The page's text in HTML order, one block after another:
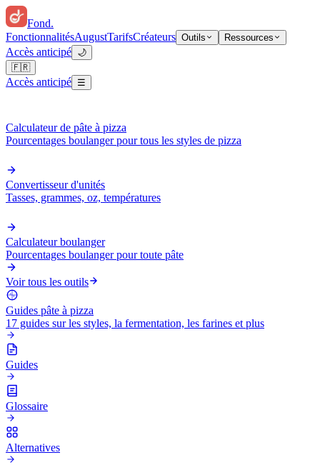
Fond.
FonctionnalitésAugustTarifsCréateurs Outils Ressources
Accès anticipé 🌙
🇫🇷
Accès anticipé ☰
Calculateur de pâte à pizza
Pourcentages boulanger pour tous les styles de pizza
Convertisseur d'unités
Tasses, grammes, oz, températures
Calculateur boulanger
Pourcentages boulanger pour toute pâte
Voir tous les outils
Guides pâte à pizza
17 guides sur les styles, la fermentation, les farines et plus
Guides
Glossaire
Alternatives